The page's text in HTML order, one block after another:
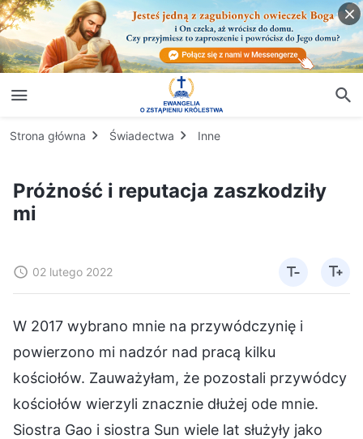
Strona główna Świadectwa Inne
Próżność i reputacja zaszkodziły
mi
02 lutego 2022
W 2017 wybrano mnie na przywódczynię i
powierzono mi nadzór nad pracą kilku
kościołów. Zauważyłam, że pozostali przywódcy
kościołów wierzyli znacznie dłużej ode mnie.
Siostra Gao i siostra Sun wiele lat służyły jako